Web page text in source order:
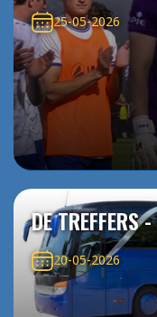
25-05-2026
DE TREFFERS
20-05-2026